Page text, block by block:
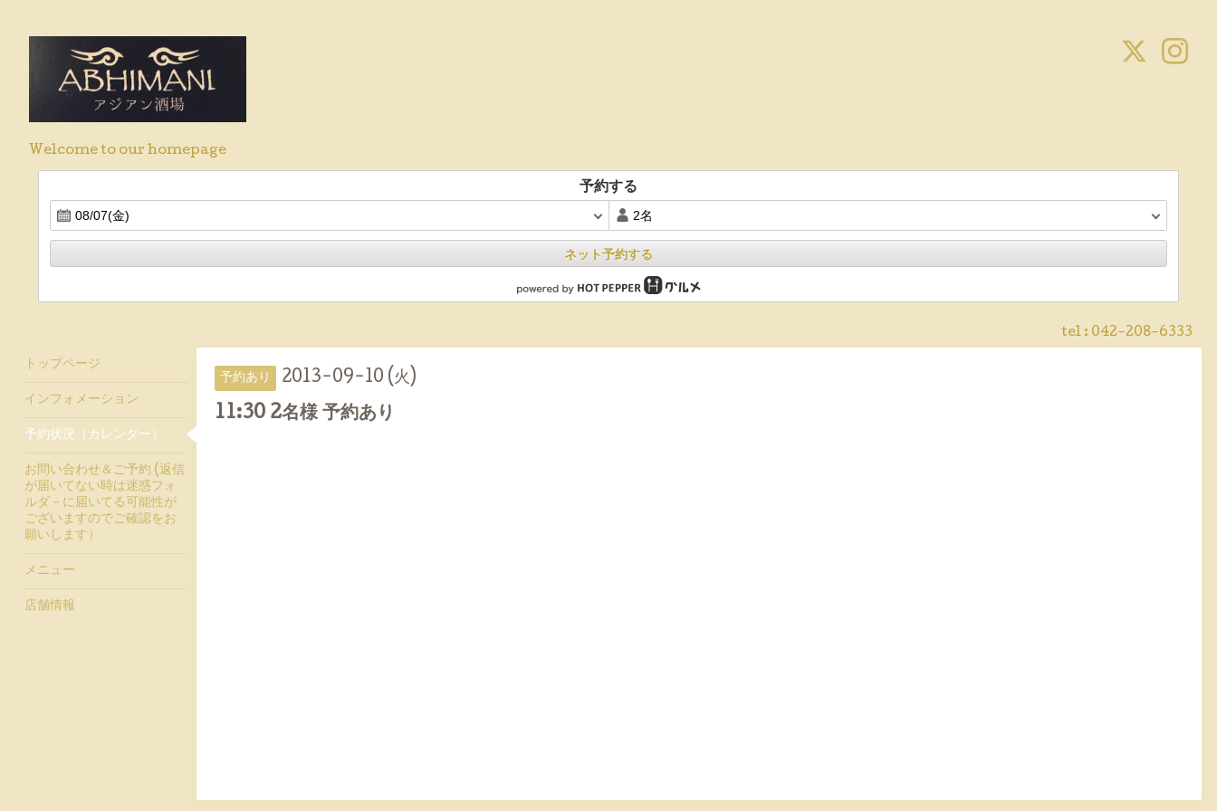
Welcome to our homepage
tel : 042-208-6333
予約する
ネット予約する
予約あり 2013-09-10 (火)
11:30 2名様 予約あり
トップページ
インフォメーション
予約状況（カレンダー）
お問い合わせ＆ご予約 (返信
が届いてない時は迷惑フォ
ルダ－に届いてる可能性が
ございますのでご確認をお
願いします）
メニュー
店舗情報